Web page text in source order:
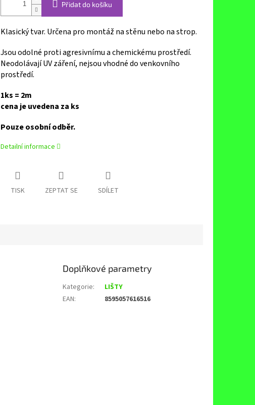
Přidat do košíku
Klasický tvar. Určena pro montáž na stěnu nebo na strop.
Jsou odolné proti agresivnímu a chemickému prostředí.
Neodolávají UV záření, nejsou vhodné do venkovního
prostředí.
1ks = 2m
cena je uvedena za ks
Pouze osobní odběr.
Detailní informace
TISK ZEPTAT SE SDÍLET
Doplňkové parametry
Kategorie:
LIŠTY
EAN: 8595057616516